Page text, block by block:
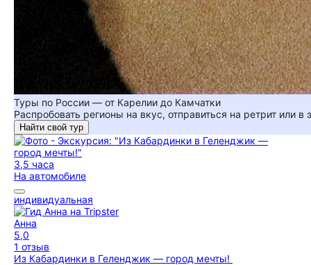
Туры по России — от Карелии до Камчатки
Распробовать регионы на вкус, отправиться на ретрит или в
Найти свой тур
3,5 часа
На автомобиле
индивидуальная
Анна
5,0
1 отзыв
Из Кабардинки в Геленджик — город мечты!